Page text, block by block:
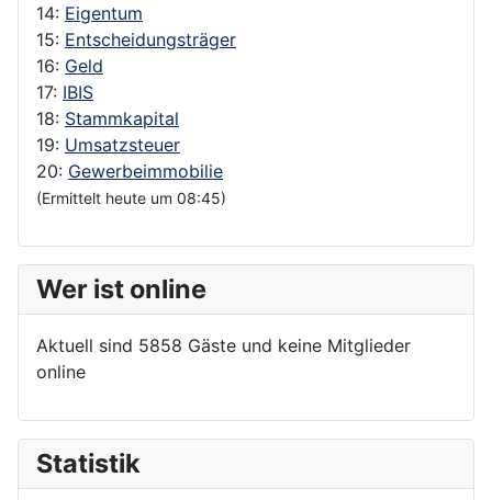
14: Eigentum
15: Entscheidungsträger
16: Geld
17: IBIS
18: Stammkapital
19: Umsatzsteuer
20: Gewerbeimmobilie
(Ermittelt heute um 08:45)
Wer ist online
Aktuell sind 5858 Gäste und keine Mitglieder
online
Statistik